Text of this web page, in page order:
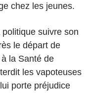
chez les jeunes.
suivre son
le départ de
la Santé de
les vapoteuses
porte préjudice